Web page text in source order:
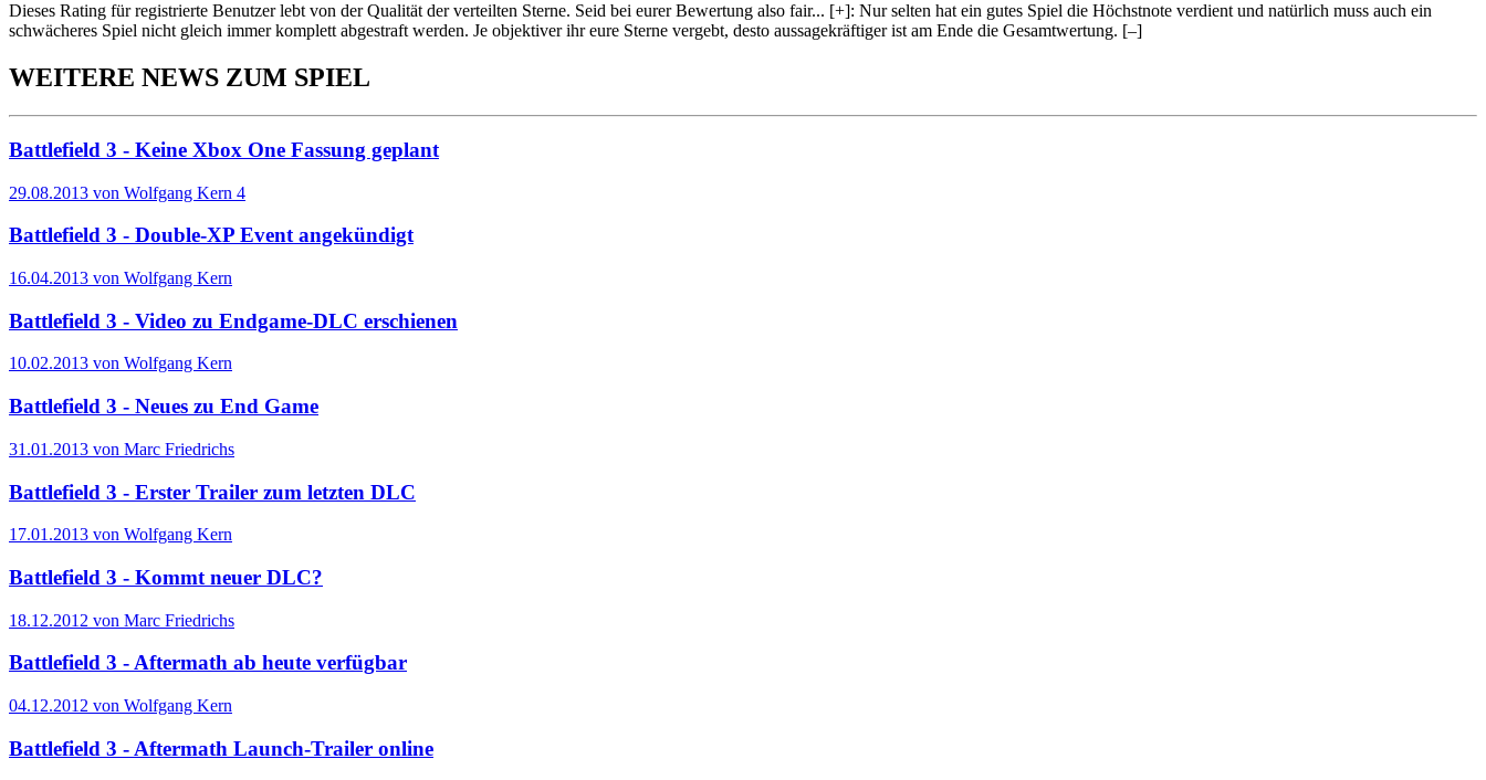
Dieses Rating für registrierte Benutzer lebt von der Qualität der verteilten Sterne. Seid bei eurer Bewertung also fair... [+]: Nur selten hat ein gutes Spiel die Höchstnote verdient und natürlich muss auch ein
schwächeres Spiel nicht gleich immer komplett abgestraft werden. Je objektiver ihr eure Sterne vergebt, desto aussagekräftiger ist am Ende die Gesamtwertung. [–]
WEITERE NEWS ZUM SPIEL
Battlefield 3 - Keine Xbox One Fassung geplant
29.08.2013 von Wolfgang Kern 4
Battlefield 3 - Double-XP Event angekündigt
16.04.2013 von Wolfgang Kern
Battlefield 3 - Video zu Endgame-DLC erschienen
10.02.2013 von Wolfgang Kern
Battlefield 3 - Neues zu End Game
31.01.2013 von Marc Friedrichs
Battlefield 3 - Erster Trailer zum letzten DLC
17.01.2013 von Wolfgang Kern
Battlefield 3 - Kommt neuer DLC?
18.12.2012 von Marc Friedrichs
Battlefield 3 - Aftermath ab heute verfügbar
04.12.2012 von Wolfgang Kern
Battlefield 3 - Aftermath Launch-Trailer online